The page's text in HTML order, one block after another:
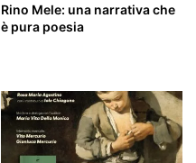
Rino Mele: una narrativa che
è pura poesia